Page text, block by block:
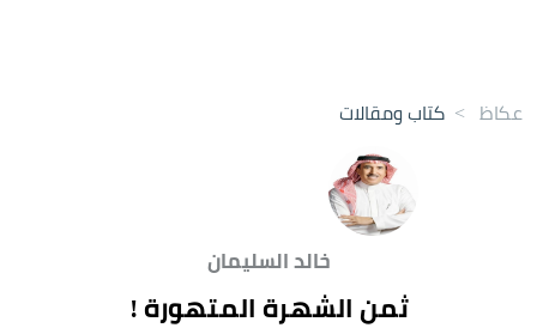
عكاظ > كتاب ومقالات
خالد السليمان
ثمن الشهرة المتهورة !